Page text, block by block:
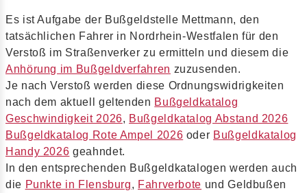
Es ist Aufgabe der Bußgeldstelle Mettmann, den
tatsächlichen Fahrer in Nordrhein-Westfalen für den
Verstoß im Straßenverker zu ermitteln und diesem die
Anhörung im Bußgeldverfahren zuzusenden.
Je nach Verstoß werden diese Ordnungswidrigkeiten
nach dem aktuell geltenden Bußgeldkatalog
Geschwindigkeit 2026, Bußgeldkatalog Abstand 2026
Bußgeldkatalog Rote Ampel 2026 oder Bußgeldkatalog
Handy 2026 geahndet.
In den entsprechenden Bußgeldkatalogen werden auch
die Punkte in Flensburg, Fahrverbote und Geldbußen